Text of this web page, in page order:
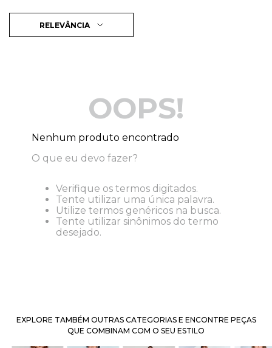
RELEVÂNCIA
OOPS!
Nenhum produto encontrado
O que eu devo fazer?
Verifique os termos digitados.
Tente utilizar uma única palavra.
Utilize termos genéricos na busca.
Tente utilizar sinônimos do termo
desejado.
EXPLORE TAMBÉM OUTRAS CATEGORIAS E ENCONTRE PEÇAS
QUE COMBINAM COM O SEU ESTILO